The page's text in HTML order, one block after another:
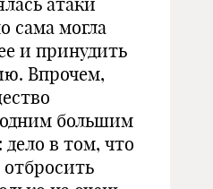
сама могла
и принудить
Впрочем,
одним большим
дело в том, что
отбросить